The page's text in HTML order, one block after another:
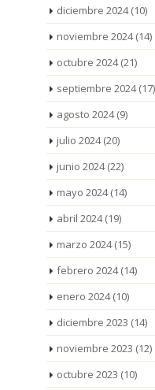
diciembre 2024(10)
noviembre 2024(14)
octubre 2024(21)
septiembre 2024(17)
agosto 2024(9)
julio 2024(20)
junio 2024(22)
mayo 2024(14)
abril 2024(19)
marzo 2024(15)
febrero 2024(14)
enero 2024(10)
diciembre 2023 (14)
noviembre 2023 (12)
octubre 2023 (10)